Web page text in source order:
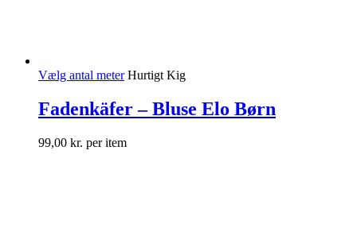
Vælg antal meter Hurtigt Kig
Fadenkäfer – Bluse Elo Børn
99,00 kr. per item